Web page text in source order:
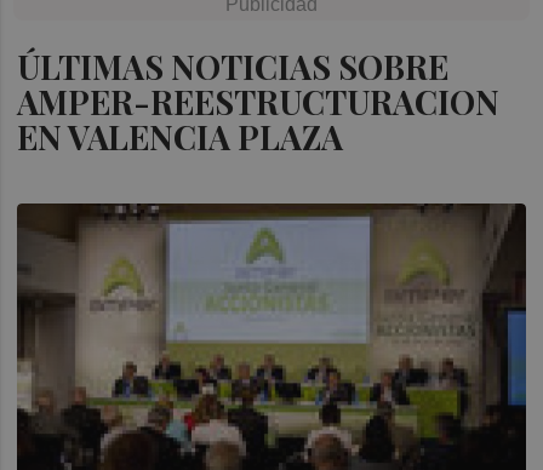
ÚLTIMAS NOTICIAS SOBRE
AMPER-REESTRUCTURACION
EN VALENCIA PLAZA